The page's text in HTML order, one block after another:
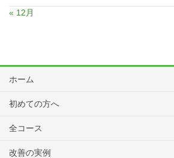
« 12月
ホーム
初めての方へ
全コース
改善の実例